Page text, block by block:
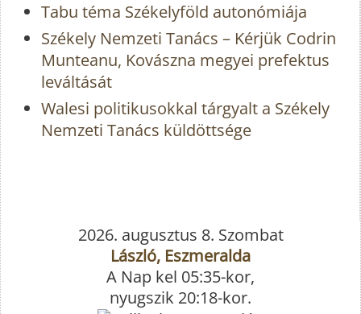
Tabu téma Székelyföld autonómiája
Székely Nemzeti Tanács – Kérjük Codrin
Munteanu, Kovászna megyei prefektus
leváltását
Walesi politikusokkal tárgyalt a Székely
Nemzeti Tanács küldöttsége
2026. augusztus 8. Szombat
László, Eszmeralda
A Nap kel 05:35-kor,
nyugszik 20:18-kor.